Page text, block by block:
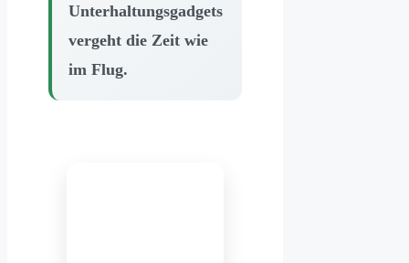
Unterhaltungsgadgets
vergeht die Zeit wie
im Flug.